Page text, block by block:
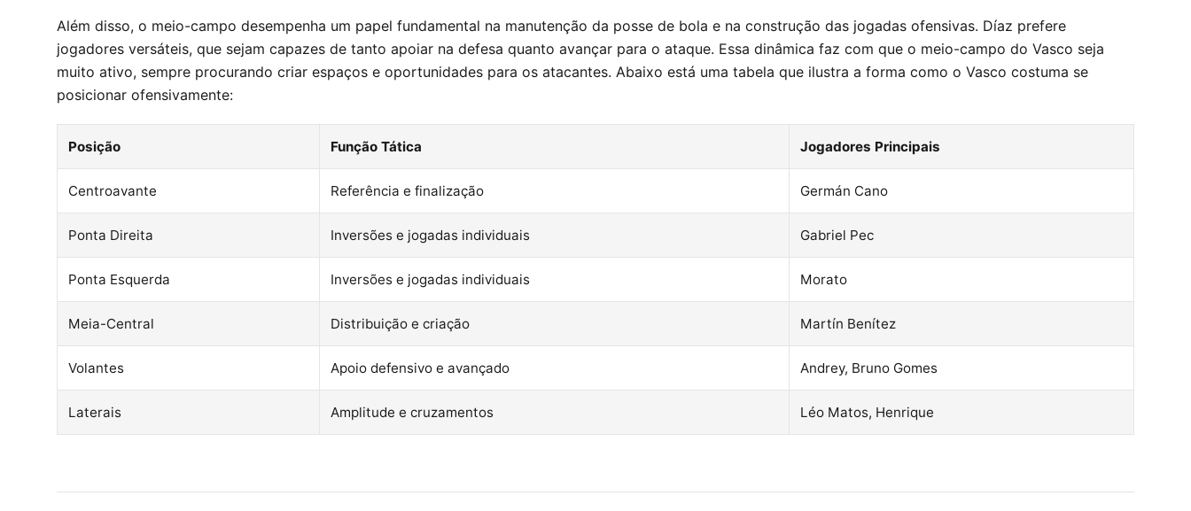
Além disso, o meio-campo desempenha um papel fundamental na manutenção da posse de bola e na construção das jogadas ofensivas. Díaz prefere
jogadores versáteis, que sejam capazes de tanto apoiar na defesa quanto avançar para o ataque. Essa dinâmica faz com que o meio-campo do Vasco seja
muito ativo, sempre procurando criar espaços e oportunidades para os atacantes. Abaixo está uma tabela que ilustra a forma como o Vasco costuma se
posicionar ofensivamente:
Posição Função Tática Jogadores Principais
Centroavante Referência e finalização Germán Cano
Ponta Direita Inversões e jogadas individuais Gabriel Pec
Ponta Esquerda Inversões e jogadas individuais Morato
Meia-Central Distribuição e criação Martín Benítez
Volantes Apoio defensivo e avançado Andrey, Bruno Gomes
Laterais Amplitude e cruzamentos Léo Matos, Henrique